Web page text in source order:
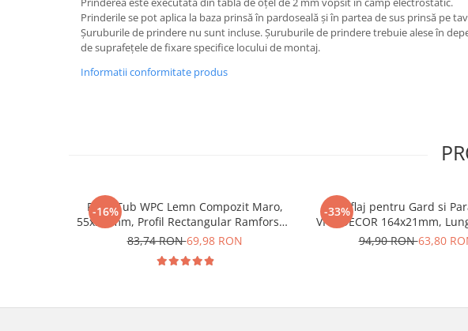
Prinderile se pot aplica la baza prinsă în pardoseală și în partea de sus prinsă pe
Șuruburile de prindere nu sunt incluse. Șuruburile de prindere trebuie alese în
de suprafețele de fixare specifice locului de montaj.
Informatii conformitate produs
-16%
Riflaj Tub WPC Lemn Compozit Maro,
55x35 mm, Profil Rectangular Ramforsat,
Lungime 2.9 m
83,74 RON69,98 RON
-33%Riflaj pentru Gard si
VIVODECOR 164x21mm,
Riflaj cu Fata Dubla Gri
94,90 RON63,80